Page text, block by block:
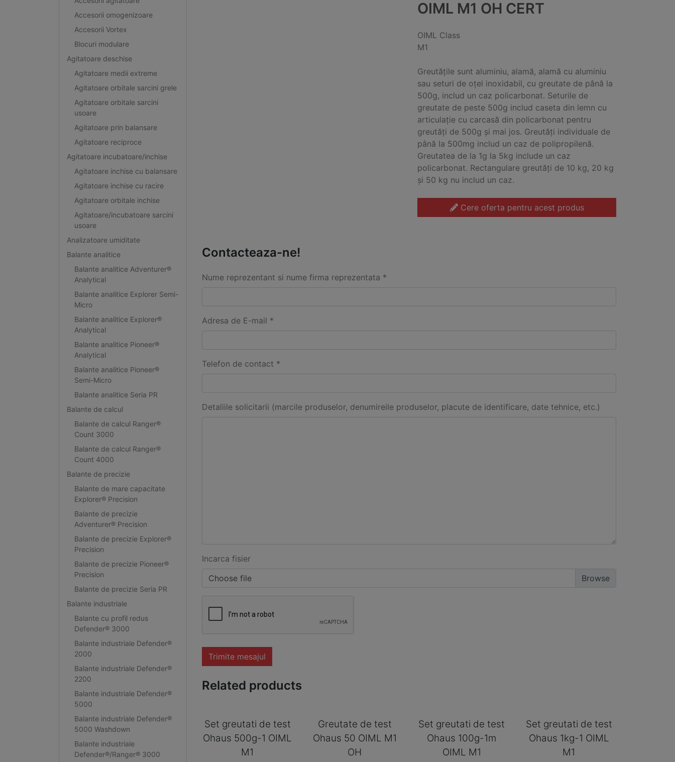
Accesorii omogenizoare
Accesorii Vortex
Blocuri modulare
Agitatoare deschise
Agitatoare medii extreme
Agitatoare orbitale sarcini grele
Agitatoare orbitale sarcini
usoare
Agitatoare prin balansare
Agitatoare reciproce
Agitatoare incubatoare/inchise
Agitatoare inchise cu balansare
Agitatoare inchise cu racire
Agitatoare orbitale inchise
Agitatoare/incubatoare sarcini
usoare
Analizatoare umiditate
Balante analitice
Balante analitice Adventurer®
Analytical
Balante analitice Explorer Semi-
Micro
Balante analitice Explorer®
Analytical
Balante analitice Pioneer®
Analytical
Balante analitice Pioneer®
Semi-Micro
Balante analitice Seria PR
Balante de calcul
Balante de calcul Ranger®
Count 3000
Balante de calcul Ranger®
Count 4000
Balante de precizie
Balante de mare capacitate
Explorer® Precision
Balante de precizie
Adventurer® Precision
Balante de precizie Explorer®
Precision
Balante de precizie Pioneer®
Precision
Balante de precizie Seria PR
Balante industriale
Balante cu profil redus
Defender® 3000
Balante industriale Defender®
2000
Balante industriale Defender®
2200
Balante industriale Defender®
5000
Balante industriale Defender®
5000 Washdown
Balante industriale
Defender®/Ranger® 3000
OIML M1 OH CERT
OIML Class
M1
Greutățile sunt aluminiu, alamă, alamă cu aluminiu
sau seturi de oțel inoxidabil, cu greutate de până la
500g, includ un caz policarbonat. Seturile de
greutate de peste 500g includ caseta din lemn cu
articulație cu carcasă din policarbonat pentru
greutăți de 500g și mai jos. Greutăți individuale de
până la 500mg includ un caz de polipropilenă.
Greutatea de la 1g la 5kg include un caz
policarbonat. Rectangulare greutăți de 10 kg, 20 kg
și 50 kg nu includ un caz.
Cere oferta pentru acest produs
Contacteaza-ne!
Nume reprezentant si nume firma reprezentata *
Adresa de E-mail *
Telefon de contact *
Detaliile solicitarii (marcile produselor, denumireile produselor, placute de identificare, date tehnice, etc.)
Incarca fisier
Choose file
Trimite mesajul
Related products
Set greutati de test
Ohaus 500g-1 OIML
M1
Greutate de test
Ohaus 50 OIML M1
OH
Set greutati de test
Ohaus 100g-1m
OIML M1
Set greutati de test
Ohaus 1kg-1 OIML
M1